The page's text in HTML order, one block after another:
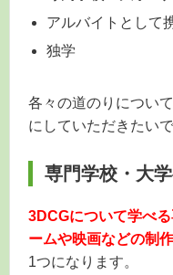
アルバイトとして
独学
各々の道のりについ
にしていただきたいで
専門学校・大
3DCGについて学べ
ームや映画などの制
1つになります。